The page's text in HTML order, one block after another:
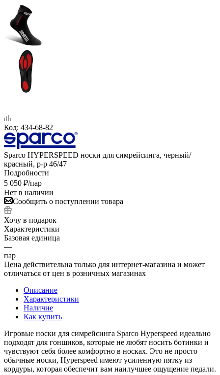
Код: 434-68-82
Sparco HYPERSPEED носки для симрейсинга, черный/
красный, р-р 46/47
Подробности
5 050 ₽/пар
Нет в наличии
Сообщить о поступлении товара
Хочу в подарок
Характеристики
Базовая единица
—
пар
Цена действительна только для интернет-магазина и может
отличаться от цен в розничных магазинах
Описание
Характеристики
Наличие
Как купить
Игровые носки для симрейсинга Sparco Hyperspeed идеально
подходят для гонщиков, которые не любят носить ботинки и
чувствуют себя более комфортно в носках. Это не просто
обычные носки, Hyperspeed имеют усиленную пятку из
кордуры, которая обеспечит вам наилучшее ощущение педали.